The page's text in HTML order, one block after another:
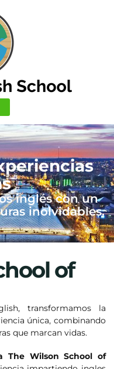
inglés con un
inolvidables.
of
transformamos la
única, combinando
que marcan vidas.
The Wilson School of